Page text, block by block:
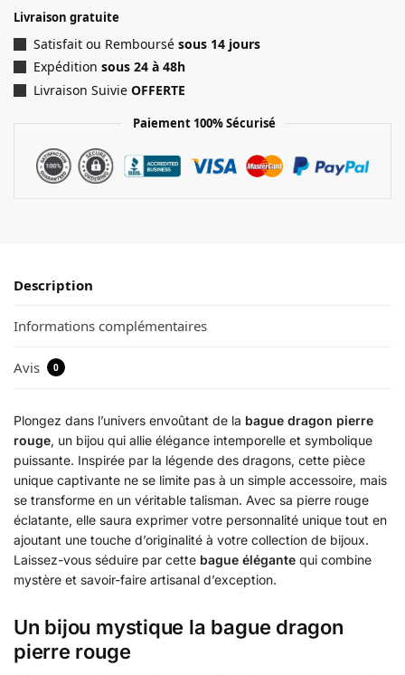
Livraison gratuite
Satisfait ou Remboursé sous 14 jours
Expédition sous 24 à 48h
Livraison Suivie OFFERTE
Paiement 100% Sécurisé
Description
Informations complémentaires
Avis 0
Plongez dans l’univers envoûtant de la bague dragon pierre
rouge, un bijou qui allie élégance intemporelle et symbolique
puissante. Inspirée par la légende des dragons, cette pièce
unique captivante ne se limite pas à un simple accessoire, mais
se transforme en un véritable talisman. Avec sa pierre rouge
éclatante, elle saura exprimer votre personnalité unique tout en
ajoutant une touche d’originalité à votre collection de bijoux.
Laissez-vous séduire par cette bague élégante qui combine
mystère et savoir-faire artisanal d’exception.
Un bijou mystique la bague dragon
pierre rouge